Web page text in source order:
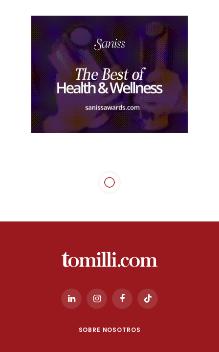
La agencia Manifiesto se
Cultura Digital